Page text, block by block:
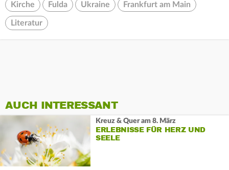
Kirche Fulda Ukraine Frankfurt am Main
Literatur
AUCH INTERESSANT
Kreuz & Quer am 8. März
ERLEBNISSE FÜR HERZ UND
SEELE